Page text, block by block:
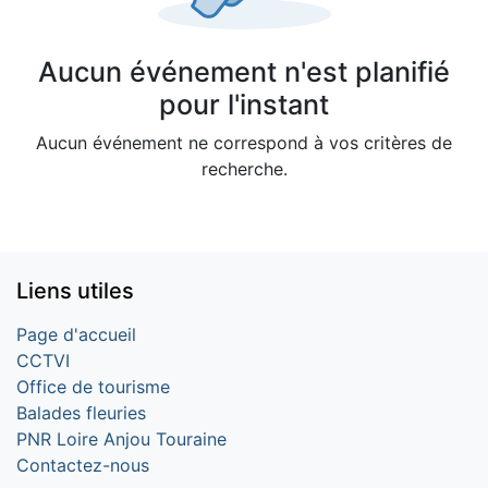
Aucun événement n'est planifié
pour l'instant
Aucun événement ne correspond à vos critères de
recherche.
Liens utiles
Page d'accueil
CCTVI
Office de tourisme
Balades fleuries
PNR Loire Anjou Touraine
Contactez-nous